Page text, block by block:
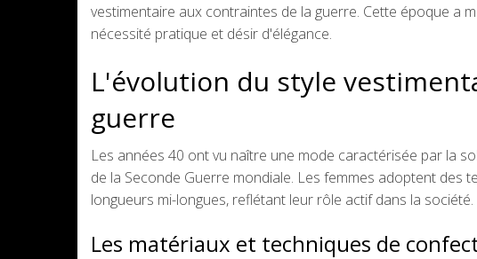
vestimentaire aux contraintes de la guerre. Cette époque a
nécessité pratique et désir d'élégance.
L'évolution du style
guerre
Les années 40 ont vu naître une mode caractérisée par la
de la Seconde Guerre mondiale. Les femmes adoptent des
longueurs mi-longues, reflétant leur rôle actif dans la société.
Les matériaux et techniques de